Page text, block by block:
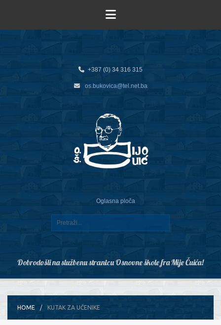
+387 (0) 34 316 315
os.bukovica@tel.net.ba
Oglasna ploča
Dobrodošli na službenu stranicu Osnovne škole fra Mije Čuića!
HOME KUTAK ZA UČENIKE